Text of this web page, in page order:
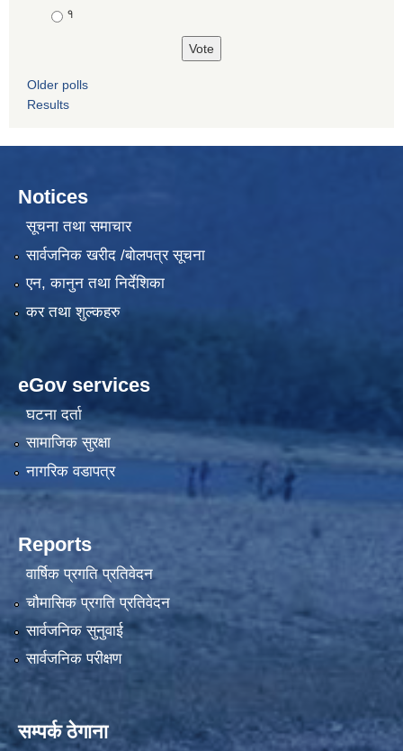
१
Older polls
Results
Notices
सूचना तथा समाचार
सार्वजनिक खरीद /बोलपत्र सूचना
एन, कानुन तथा निर्देशिका
कर तथा शुल्कहरु
eGov services
घटना दर्ता
सामाजिक सुरक्षा
नागरिक वडापत्र
Reports
वार्षिक प्रगति प्रतिवेदन
चौमासिक प्रगति प्रतिवेदन
सार्वजनिक सुनुवाई
सार्वजनिक परीक्षण
सम्पर्क ठेगाना